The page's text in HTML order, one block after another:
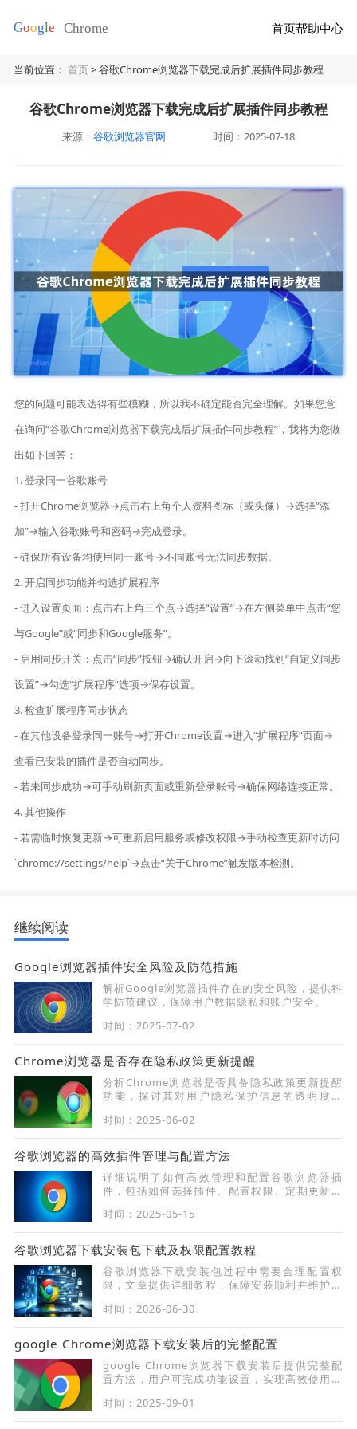
首页帮助中心
当前位置：首页> 谷歌Chrome浏览器下载完成后扩展插件同步教程
谷歌Chrome浏览器下载完成后扩展插件同步教程
来源： 谷歌浏览器官网 时间：2025-07-18
您的问题可能表达得有些模糊，所以我不确定能否完全理解。如果您意
在询问“谷歌Chrome浏览器下载完成后扩展插件同步教程”，我将为您做
出如下回答：
1. 登录同一谷歌账号
- 打开Chrome浏览器→点击右上角个人资料图标（或头像）→选择“添
加”→输入谷歌账号和密码→完成登录。
- 确保所有设备均使用同一账号→不同账号无法同步数据。
2. 开启同步功能并勾选扩展程序
- 进入设置页面：点击右上角三个点→选择“设置”→在左侧菜单中点击“您
与Google”或“同步和Google服务”。
- 启用同步开关：点击“同步”按钮→确认开启→向下滚动找到“自定义同步
设置”→勾选“扩展程序”选项→保存设置。
3. 检查扩展程序同步状态
- 在其他设备登录同一账号→打开Chrome设置→进入“扩展程序”页面→
查看已安装的插件是否自动同步。
- 若未同步成功→可手动刷新页面或重新登录账号→确保网络连接正常。
4. 其他操作
- 若需临时恢复更新→可重新启用服务或修改权限→手动检查更新时访问
`chrome://settings/help`→点击“关于Chrome”触发版本检测。
继续阅读
Google浏览器插件安全风险及防范措施
解析Google浏览器插件存在的安全风险，提供科
学防范建议，保障用户数据隐私和账户安全。
时间：2025-07-02
Chrome浏览器是否存在隐私政策更新提醒
分析Chrome浏览器是否具备隐私政策更新提醒
功能，探讨其对用户隐私保护信息的透明度影
安全。
时间：2025-06-02
谷歌浏览器的高效插件管理与配置方法
详细说明了如何高效管理和配置谷歌浏览器插
件，包括如何选择插件、配置权限、定期更新插
优化使用体验。
时间：2025-05-15
谷歌浏览器下载安装包下载及权限配置教程
谷歌浏览器下载安装包过程中需要合理配置权
限，文章提供详细教程，保障安装顺利并维护系
时间：2026-06-30
google Chrome浏览器下载安装后的完整配置
google Chrome浏览器下载安装后提供完整配
置方法，用户可完成功能设置，实现高效使用体
时间：2025-09-01